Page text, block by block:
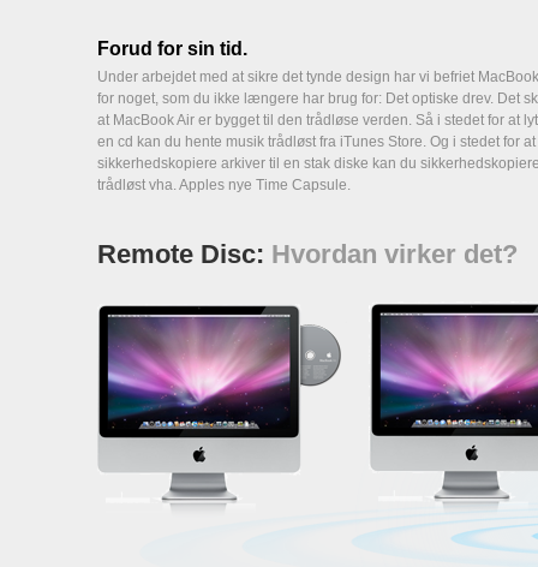
Forud for sin tid.
Under arbejdet med at sikre det tynde design har vi befriet
for noget, som du ikke længere har brug for: Det optiske drev. Det
at MacBook Air er bygget til den trådløse verden. Så i stedet for at
en cd kan du hente musik trådløst fra iTunes Store. Og i stedet for at
sikkerhedskopiere arkiver til en stak diske kan du
trådløst vha. Apples nye Time Capsule.
Remote Disc: Hvordan virker det?